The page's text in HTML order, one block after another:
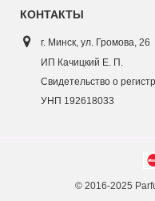
КОНТАКТЫ
г. Минск, ул. Громова, 26
ИП Качицкий Е. П.
Свидетельство о
УНП 192618033
© 2016-2025